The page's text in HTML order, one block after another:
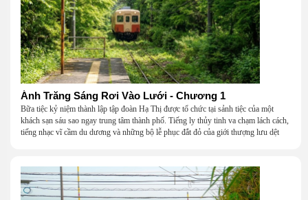
Ánh Trăng Sáng Rơi Vào Lưới - Chương 1
Bữa tiệc kỷ niệm thành lập tập đoàn Hạ Thị được tổ chức tại sảnh tiệc của một
khách sạn sáu sao ngay trung tâm thành phố. Tiếng ly thủy tinh va chạm lách cách,
tiếng nhạc vĩ cầm du dương và những bộ lễ phục đắt đỏ của giới thượng lưu dệt